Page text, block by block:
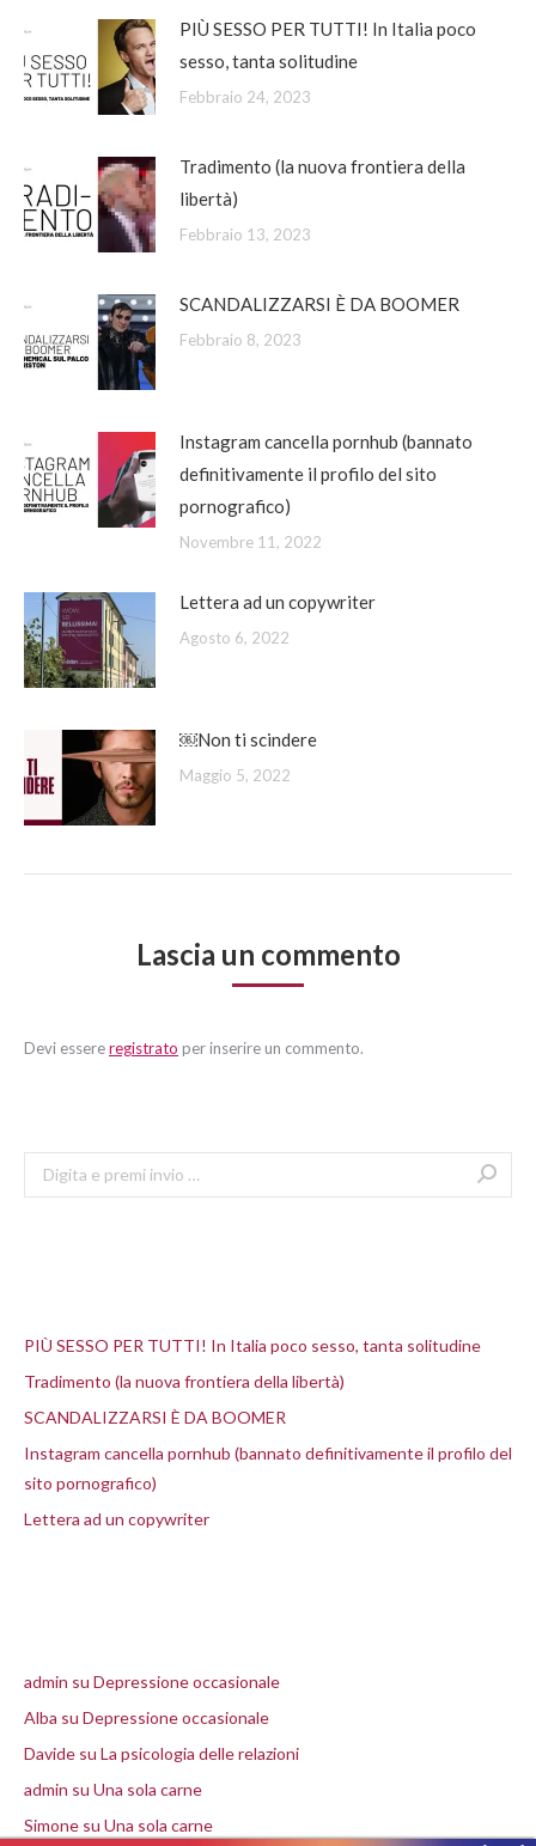
PIÙ SESSO PER TUTTI! In Italia poco
sesso, tanta solitudine
Febbraio 24, 2023
Tradimento (la nuova frontiera della
libertà)
Febbraio 13, 2023
SCANDALIZZARSI È DA BOOMER
Febbraio 8, 2023
Instagram cancella pornhub (bannato
definitivamente il profilo del sito
pornografico)
Novembre 11, 2022
Lettera ad un copywriter
Agosto 6, 2022
￼Non ti scindere
Maggio 5, 2022
Lascia un commento
Devi essereregistrato per inserire un commento.
Search:
PIÙ SESSO PER TUTTI! In Italia poco sesso, tanta solitudine
Tradimento (la nuova frontiera della libertà)
SCANDALIZZARSI È DA BOOMER
Instagram cancella pornhub (bannato definitivamente il profilo del
sito pornografico)
Lettera ad un copywriter
admin su Depressione occasionale
Alba su Depressione occasionale
Davide su La psicologia delle relazioni
admin su Una sola carne
Simone su Una sola carne